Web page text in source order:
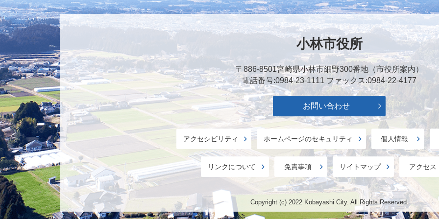
小林市役所
〒886-8501宮崎県小林市細野300番地（市役所案内）
電話番号:0984-23-1111 ファックス:0984-22-4177
お問い合わせ
アクセシビリティ ホームページのセキュリティ 個人情報
リンクについて 免責事項 サイトマップ アクセス
Copyright (c) 2022 Kobayashi City. All Rights Reserved.